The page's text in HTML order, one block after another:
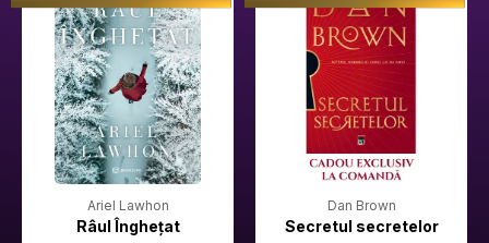
Ariel Lawhon
Râul Înghețat
Dan Brown
Secretul secretelor